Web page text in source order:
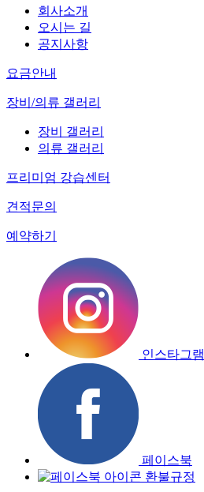
회사소개
오시는 길
공지사항
요금안내
장비/의류 갤러리
장비 갤러리
의류 갤러리
프리미엄 강습센터
견적문의
예약하기
인스타그램
페이스북
환불규정